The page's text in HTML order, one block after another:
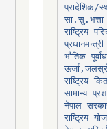
प्रादेशिक/
भौतिक
सामान्य
नेपाल
राष्ट्रिय